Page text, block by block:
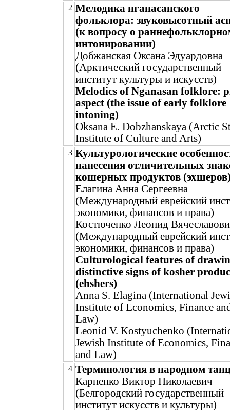
2 Мелодика нганасанского
фольклора: звуковысотный
(к вопросу о
интонировании)
Добжанская Оксана Эдуардовна
(Арктический государственный
институт культуры и искусств)
Melodics of Nganasan folklore:
aspect (the issue of early folklore
intoning)
Oksana E. Dobzhanskaya (Arctic
Institute of Culture and Arts)
3 Культурологические
нанесения отличительных
кошерных продуктов
Елагина Анна Сергеевна
(Международный еврейский
экономики, финансов и права)
Костюченко Леонид
(Международный еврейский
экономики, финансов и права)
Culturological features of
distinctive signs of kosher
(ehshers)
Anna S. Elagina (International
Institute of Economics, Finance
Law)
Leonid V. Kostyuchenko
Jewish Institute of Economics,
and Law)
4 Терминология в народном
Карпенко Виктор Николаевич
(Белгородский государственный
институт искусств и культуры)